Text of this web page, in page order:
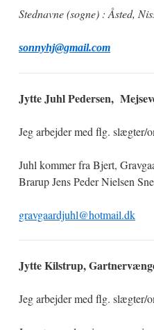
Stednavne (sogne) : Åsted,
sonnyhj@gmail.com
Jytte Juhl Pedersen,
Jeg arbejder med flg. slægter/
Juhl kommer fra Bjert,
Brarup Jens Peder Nielsen
gravgaardjuhl@hotmail.dk
Jytte Kilstrup,
Jeg arbejder med flg. slægter/